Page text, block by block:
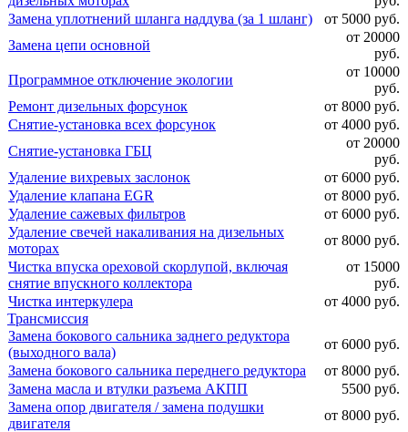
Замена уплотнений шланга наддува (за 1 шланг)
от 5000 руб.
Замена цепи основной
от 20000
руб.
Программное отключение экологии
от 10000
руб.
Ремонт дизельных форсунок
от 8000 руб.
Снятие-установка всех форсунок
от 4000 руб.
Снятие-установка ГБЦ
от 20000
руб.
Удаление вихревых заслонок
от 6000 руб.
Удаление клапана EGR
от 8000 руб.
Удаление сажевых фильтров
от 6000 руб.
Удаление свечей накаливания на дизельных
моторах
от 8000 руб.
Чистка впуска ореховой скорлупой, включая
снятие впускного коллектора
от 15000
руб.
Чистка интеркулера
от 4000 руб.
Трансмиссия
Замена бокового сальника заднего редуктора
(выходного вала)
от 6000 руб.
Замена бокового сальника переднего редуктора
от 8000 руб.
Замена масла и втулки разъема АКПП
5500 руб.
Замена опор двигателя / замена подушки
двигателя
от 8000 руб.